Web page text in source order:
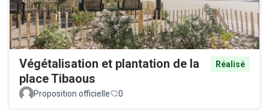
Végétalisation et plantation de la
place Tibaous
Réalisé
Proposition officielle 0